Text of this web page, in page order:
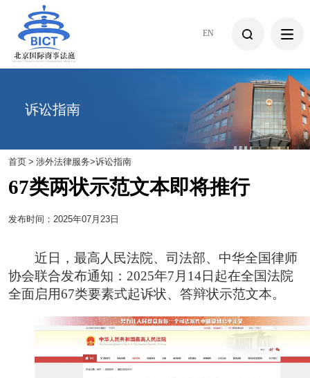
EN
诉讼指南
首页 > 涉外法律服务>诉讼指南
67类两状示范文本即将推行
发布时间：2025年07月23日
近日，最高人民法院、司法部、中华全国律师
协会联合发布通知：2025年7月14日起在全国法院
全面启用67类要素式起诉状、答辩状示范文本。